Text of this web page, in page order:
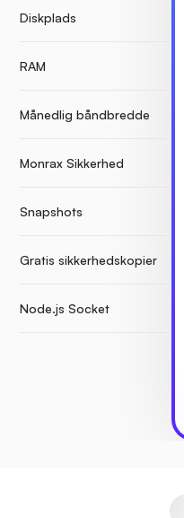
Diskplads
RAM
Månedlig båndbredde
Monrax Sikkerhed
Snapshots
Gratis sikkerhedskopier
Node.js Socket